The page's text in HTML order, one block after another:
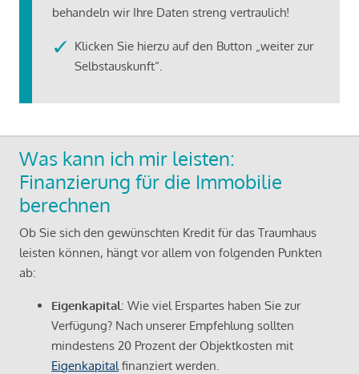
behandeln wir Ihre Daten streng vertraulich!
Klicken Sie hierzu auf den Button „weiter zur
Selbstauskunft“.
Was kann ich mir leisten:
Finanzierung für die Immobilie
berechnen
Ob Sie sich den gewünschten Kredit für das Traumhaus
leisten können, hängt vor allem von folgenden Punkten
ab:
Eigenkapital: Wie viel Erspartes haben Sie zur
Verfügung? Nach unserer Empfehlung sollten
mindestens 20 Prozent der Objektkosten mit
Eigenkapital finanziert werden.